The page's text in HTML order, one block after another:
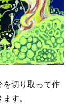
を切り取って作
す。